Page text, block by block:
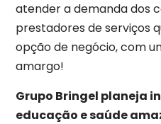
atender a demanda dos
prestadores de serviços
opção de negócio, com
amargo!
Grupo Bringel planeja
educação e saúde